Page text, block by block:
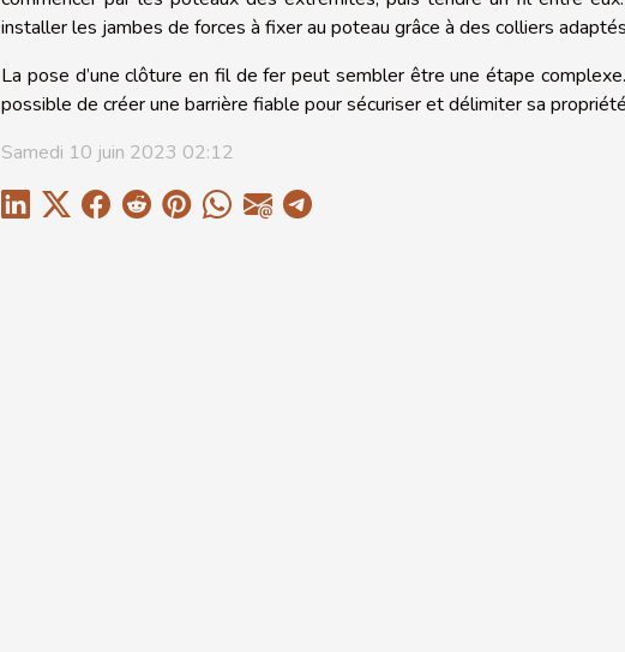
installer les jambes de forces à fixer au poteau grâce à des colliers
La pose d’une clôture en fil de fer peut sembler être une étape
possible de créer une barrière fiable pour sécuriser et délimiter sa
Samedi 10 juin 2023 02:12